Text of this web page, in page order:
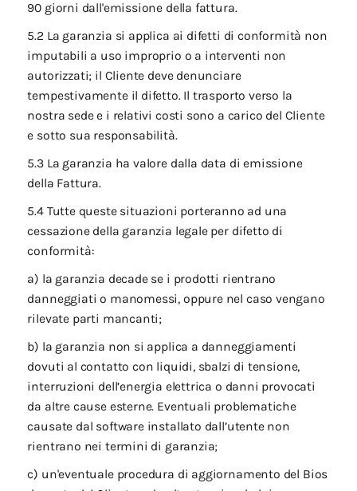
90 giorni dall'emissione della fattura.
5.2 La garanzia si applica ai difetti di conformità non
imputabili a uso improprio o a interventi non
autorizzati; il Cliente deve denunciare
tempestivamente il difetto. Il trasporto verso la
nostra sede e i relativi costi sono a carico del Cliente
e sotto sua responsabilità.
5.3 La garanzia ha valore dalla data di emissione
della Fattura.
5.4 Tutte queste situazioni porteranno ad una
cessazione della garanzia legale per difetto di
conformità:
a) la garanzia decade se i prodotti rientrano
danneggiati o manomessi, oppure nel caso vengano
rilevate parti mancanti;
b) la garanzia non si applica a danneggiamenti
dovuti al contatto con liquidi, sbalzi di tensione,
interruzioni dell’energia elettrica o danni provocati
da altre cause esterne. Eventuali problematiche
causate dal software installato dall’utente non
rientrano nei termini di garanzia;
c) un'eventuale procedura di aggiornamento del Bios